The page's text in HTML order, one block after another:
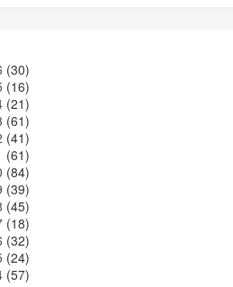
(30)
(16)
(21)
(61)
(41)
(61)
(84)
(39)
(45)
(18)
(32)
(24)
(57)